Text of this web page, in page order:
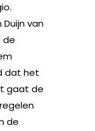
van
de
dat het
gaat de
de